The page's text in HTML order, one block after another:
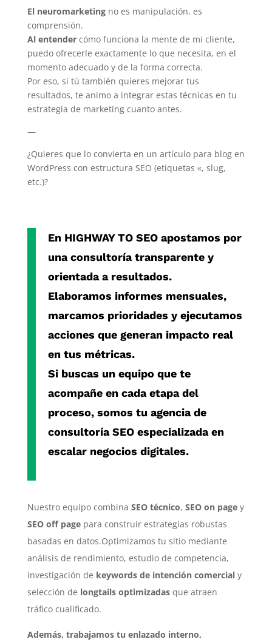
El neuromarketingno es manipulación, es
comprensión.
Al entendercómo funciona la mente de mi cliente,
puedo ofrecerle exactamente lo que necesita, en el
momento adecuado y de la forma correcta.
Por eso, si tú también quieres mejorar tus
resultados, te animo a integrar estas técnicas en tu
estrategia de marketing cuanto antes.
—
¿Quieres que lo convierta en un artículo para blog en
WordPress con estructura SEO (etiquetas «, slug,
etc.)?
En HIGHWAY TO SEOapostamos por
una consultoría transparente y
orientada a resultados.
Elaboramos informes mensuales,
marcamos prioridades y ejecutamos
acciones que generan impacto real
en tus métricas.
Si buscas un equipo que te
acompañe en cada etapa del
proceso, somos tu agencia de
consultoría SEO especializadaen
escalar negocios digitales.
Nuestro equipo combina SEO técnico, SEO on pagey
SEO off pagepara construir estrategias robustas
basadas en datos.Optimizamos tu sitio mediante
análisis de rendimiento, estudio de competencia,
investigación de keywords de intención comercialy
selección de longtails optimizadasque atraen
tráfico cualificado.
Además, trabajamos tu enlazado interno,